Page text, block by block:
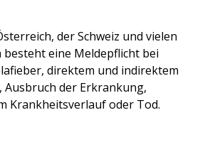
der Schweiz und vielen
eine Meldepflicht bei
direktem und indirektem
Ausbruch der Erkrankung,
Krankheitsverlauf oder Tod.